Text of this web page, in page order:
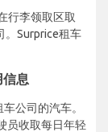
行李领取区取
。Surprice租车
息
公司的汽车。
员收取每日年轻